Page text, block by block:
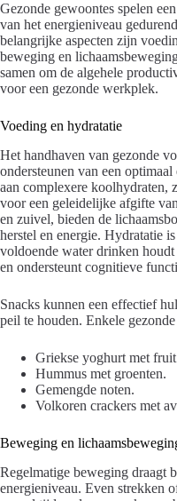
Gezonde gewoontes spelen
van het energieniveau
belangrijke aspecten zijn
beweging en
samen om de algehele
voor een gezonde werkplek.
Voeding en hydratatie
Het handhaven van gezonde
ondersteunen van een
aan complexere koolhydraten,
voor een geleidelijke afgifte
en zuivel, bieden de
herstel en energie. Hydratatie
voldoende water drinken houdt
en ondersteunt cognitieve
Snacks kunnen een effectief
peil te houden. Enkele
Griekse yoghurt met
Hummus met groenten.
Gemengde noten.
Volkoren crackers met
Beweging en
Regelmatige beweging draagt
energieniveau. Even strekken